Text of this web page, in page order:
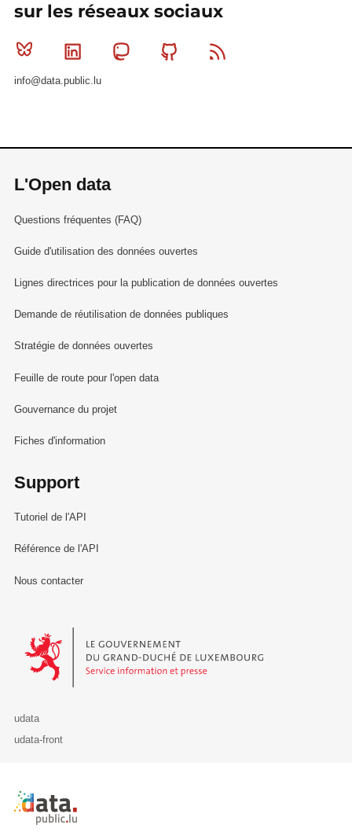
sur les réseaux sociaux
Bluesky Linkedin MastodonGithub
info@data.public.lu
L'Open data
Questions fréquentes (FAQ)
Guide d'utilisation des données ouvertes
Lignes directrices pour la publication de données ouvertes
Demande de réutilisation de données publiques
Stratégie de données ouvertes
Feuille de route pour l'open data
Gouvernance du projet
Fiches d'information
Support
Tutoriel de l'API
Référence de l'API
Nous contacter
Le Gouvernement du Grand-Duché de Luxembourg - Service
udata
udata-front
Retour à l'accueil de data.public.lu